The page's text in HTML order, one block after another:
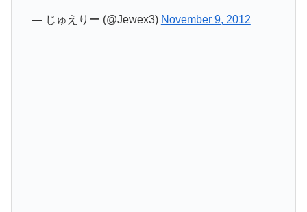
— じゅえりー (@Jewex3) November 9, 2012